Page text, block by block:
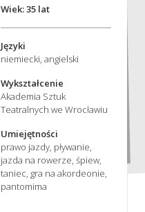
Wiek: 35 lat
Języki
niemiecki, angielski
Wykształcenie
Akademia Sztuk
Teatralnych we Wrocławiu
Umiejętności
prawo jazdy, pływanie,
jazda na rowerze, śpiew,
taniec, gra na akordeonie,
pantomima